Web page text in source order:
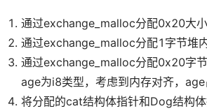
通过exchange_malloc分配0x20大
通过exchange_malloc分配1字节堆
通过exchange_malloc分配0x20字
age为i8类型，考虑到内存对齐，age
将分配的cat结构体指针和Dog结构